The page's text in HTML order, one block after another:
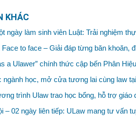
KHÁC
ngày làm sinh viên Luật: Trải nghiệm
to face – Giải đáp từng băn khoăn,
a Ulawer” chính thức cập bến Phân
ngành học, mở cửa tương lai cùng law
trình Ulaw trao học bổng, hỗ trợ giáo
– 02 ngày liên tiếp: ULaw mang tư vấn